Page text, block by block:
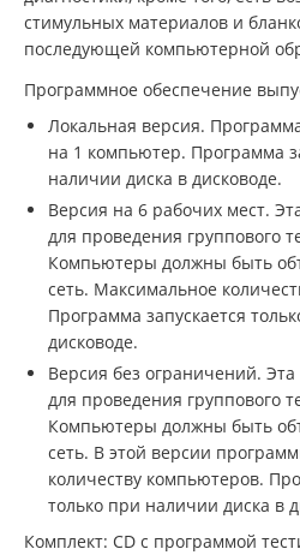
стимульных материалов и
последующей компьютерной
Программное обеспечение
Локальная версия.
на 1 компьютер. Программа
наличии диска в дисководе.
Версия на 6 рабочих мест.
для проведения группового
Компьютеры должны быть
сеть. Максимальное
Программа запускается
дисководе.
Версия без ограничений.
для проведения группового
Компьютеры должны быть
сеть. В этой версии
количеству компьютеров.
только при наличии диска в
Комплект: СD с программой